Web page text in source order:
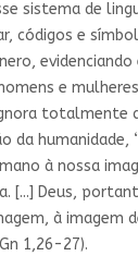
sistema de
códigos e
e
totalmente
da humanidade,
à nossa
[...] Deus,
à imagem
1,26-27).